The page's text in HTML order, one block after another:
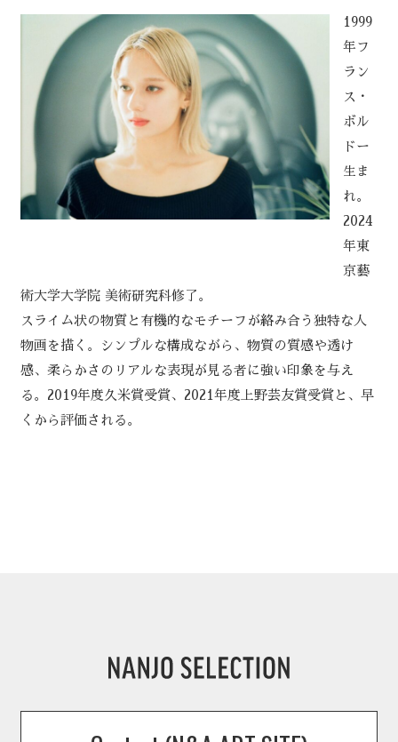
1999
年フ
ラン
ス・
ボル
ドー
生ま
れ。
2024
年東
京藝
術大学大学院 美術研究科修了。
スライム状の物質と有機的なモチーフが絡み合う独特な人
物画を描く。シンプルな構成ながら、物質の質感や透け
感、柔らかさのリアルな表現が見る者に強い印象を与え
る。2019年度久米賞受賞、2021年度上野芸友賞受賞と、早
くから評価される。